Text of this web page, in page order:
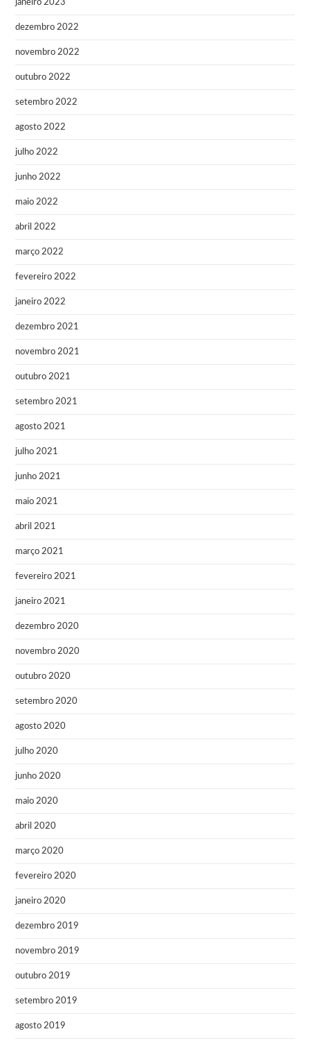
janeiro 2023
dezembro 2022
novembro 2022
outubro 2022
setembro 2022
agosto 2022
julho 2022
junho 2022
maio 2022
abril 2022
março 2022
fevereiro 2022
janeiro 2022
dezembro 2021
novembro 2021
outubro 2021
setembro 2021
agosto 2021
julho 2021
junho 2021
maio 2021
abril 2021
março 2021
fevereiro 2021
janeiro 2021
dezembro 2020
novembro 2020
outubro 2020
setembro 2020
agosto 2020
julho 2020
junho 2020
maio 2020
abril 2020
março 2020
fevereiro 2020
janeiro 2020
dezembro 2019
novembro 2019
outubro 2019
setembro 2019
agosto 2019